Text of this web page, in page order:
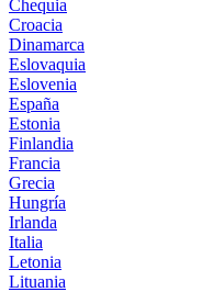
Chequia
Croacia
Dinamarca
Eslovaquia
Eslovenia
España
Estonia
Finlandia
Francia
Grecia
Hungría
Irlanda
Italia
Letonia
Lituania